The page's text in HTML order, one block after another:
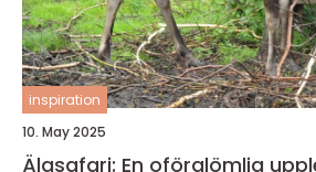
inspiration
10. May 2025
Älgsafari: En oförglömlig